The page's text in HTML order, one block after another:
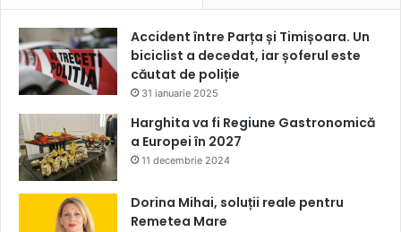
Accident între Parța și Timișoara. Un
biciclist a decedat, iar șoferul este
căutat de poliție
31 ianuarie 2025
Harghita va fi Regiune Gastronomică
a Europei în 2027
11 decembrie 2024
Dorina Mihai, soluții reale pentru
Remetea Mare